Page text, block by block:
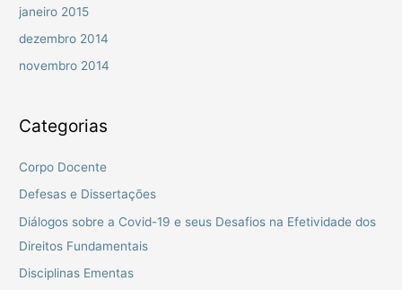
janeiro 2015
dezembro 2014
novembro 2014
Categorias
Corpo Docente
Defesas e Dissertações
Diálogos sobre a Covid-19 e seus Desafios na Efetividade dos
Direitos Fundamentais
Disciplinas Ementas